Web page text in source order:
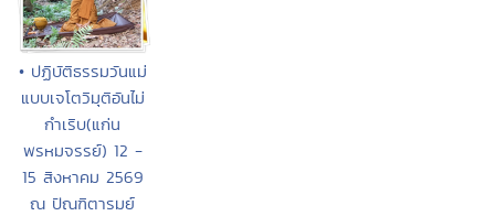
• ปฏิบัติธรรมวันแม่
แบบเจโตวิมุติอันไม่
กำเริบ(แก่น
พรหมจรรย์) 12 -
15 สิงหาคม 2569
ณ ปัณฑิตารมย์